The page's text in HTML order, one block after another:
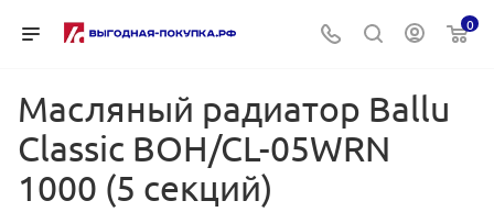
0
Масляный радиатор Ballu
Classic BOH/CL-05WRN
1000 (5 секций)